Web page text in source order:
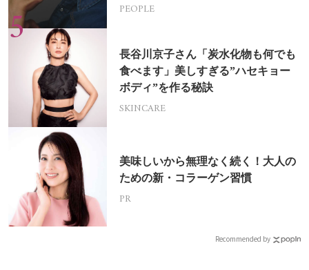
PEOPLE
長谷川京子さん「炭水化物も何でも
食べます」美しすぎる”ハセキョー
ボディ”を作る秘訣
SKINCARE
美味しいから無理なく続く！大人の
ための新・コラーゲン習慣
PR
Recommended by